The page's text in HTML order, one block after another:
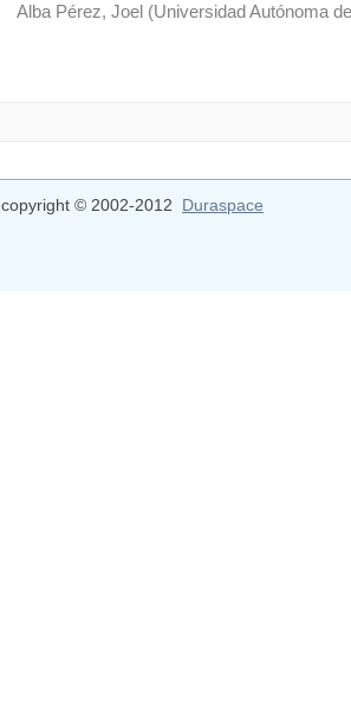
Alba Pérez, Joel (Universidad Autónoma
copyright © 2002-2012 Duraspace